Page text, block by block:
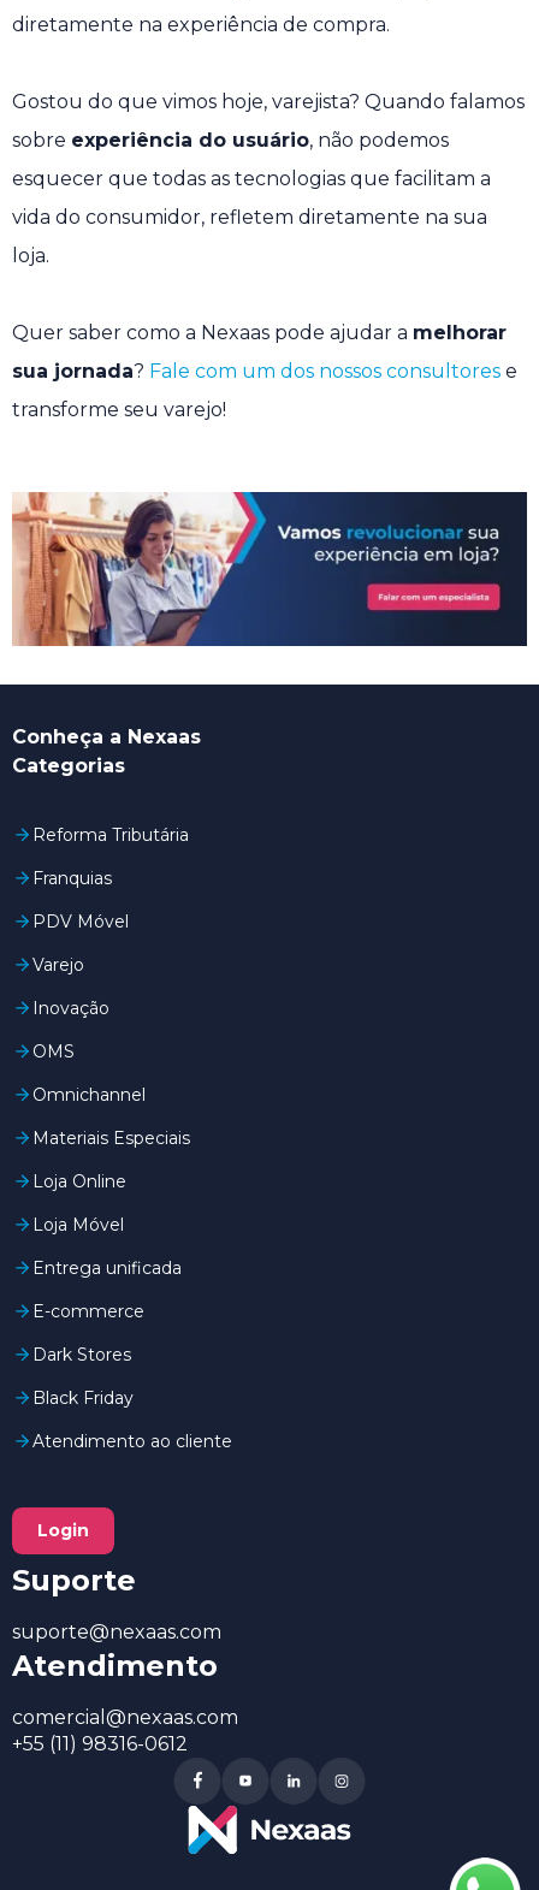
diretamente na experiência de compra.
Gostou do que vimos hoje, varejista? Quando falamos
sobre experiência do usuário, não podemos
esquecer que todas as tecnologias que facilitam a
vida do consumidor, refletem diretamente na sua
loja.
Quer saber como a Nexaas pode ajudar a melhorar
sua jornada? Fale com um dos nossos consultores e
transforme seu varejo!
Conheça a Nexaas
Categorias
Reforma Tributária
Franquias
PDV Móvel
Varejo
Inovação
OMS
Omnichannel
Materiais Especiais
Loja Online
Loja Móvel
Entrega unificada
E-commerce
Dark Stores
Black Friday
Atendimento ao cliente
Login
Suporte
suporte@nexaas.com
Atendimento
comercial@nexaas.com
+55 (11) 98316-0612